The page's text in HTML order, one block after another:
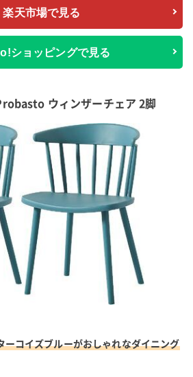
楽天市場で見る
ショッピングで見る
ウィンザーチェア 2脚
ーコイズブルーがおしゃれなダイニング